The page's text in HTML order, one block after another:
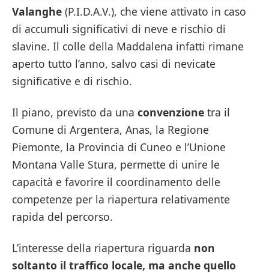
Valanghe (P.I.D.A.V.), che viene attivato in caso
di accumuli significativi di neve e rischio di
slavine. Il colle della Maddalena infatti rimane
aperto tutto l’anno, salvo casi di nevicate
significative e di rischio.
Il piano, previsto da una convenzione tra il
Comune di Argentera, Anas, la Regione
Piemonte, la Provincia di Cuneo e l’Unione
Montana Valle Stura, permette di unire le
capacità e favorire il coordinamento delle
competenze per la riapertura relativamente
rapida del percorso.
L’interesse della riapertura riguarda non
soltanto il traffico locale, ma anche quello